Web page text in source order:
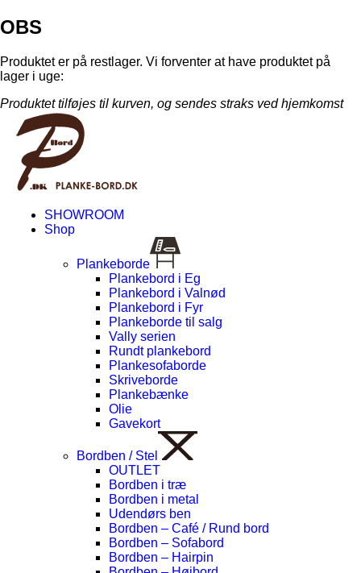
OBS
Produktet er på restlager. Vi forventer at have produktet på
lager i uge:
Produktet tilføjes til kurven, og sendes straks ved hjemkomst
SHOWROOM
Shop
Plankeborde
Plankebord i Eg
Plankebord i Valnød
Plankebord i Fyr
Plankeborde til salg
Vally serien
Rundt plankebord
Plankesofaborde
Skriveborde
Plankebænke
Olie
Gavekort
Bordben / Stel
OUTLET
Bordben i træ
Bordben i metal
Udendørs ben
Bordben – Café / Rund bord
Bordben – Sofabord
Bordben – Hairpin